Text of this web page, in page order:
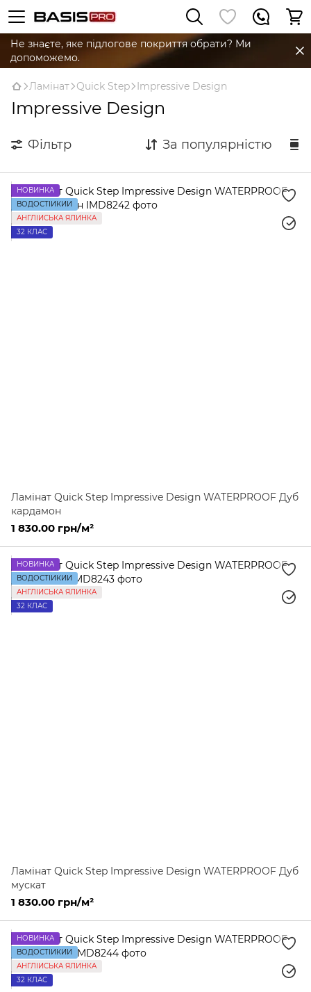
Не знаєте, яке підлогове покриття обрати? Ми
допоможемо.
Ламінат Quick Step Impressive Design
Impressive Design
Фільтр За популярністю
НОВИНКА
ВОДОСТІЙКИЙ
АНГЛІЙСЬКА ЯЛИНКА
32 КЛАС
Ламінат Quick Step Impressive Design WATERPROOF Дуб
кардамон
1 830.00 грн/м²
НОВИНКА
ВОДОСТІЙКИЙ
АНГЛІЙСЬКА ЯЛИНКА
32 КЛАС
Ламінат Quick Step Impressive Design WATERPROOF Дуб
мускат
1 830.00 грн/м²
НОВИНКА
ВОДОСТІЙКИЙ
АНГЛІЙСЬКА ЯЛИНКА
32 КЛАС